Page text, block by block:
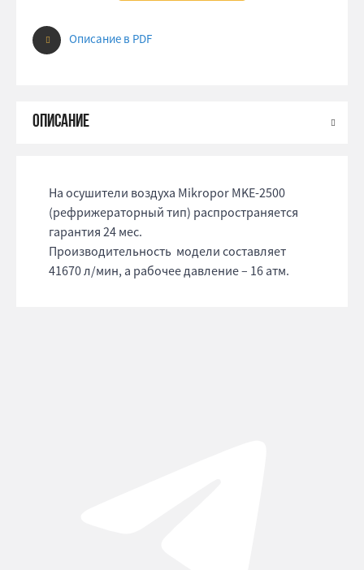
Описание в PDF
На осушители воздуха Mikropor MKE-2500
(рефрижераторный тип) распространяется
гарантия 24 мес.
Производительность модели составляет
41670 л/мин, а рабочее давление – 16 атм.